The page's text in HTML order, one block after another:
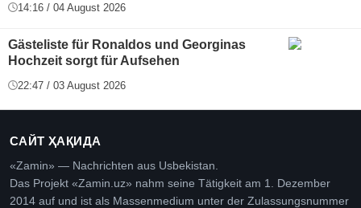
14:16 / 04 August 2026
Gästeliste für Ronaldos und Georginas
Hochzeit sorgt für Aufsehen
22:47 / 03 August 2026
САЙТ ҲАҚИДА
«Zamin» — Nachrichten aus Usbekistan.
Das Projekt «Zamin.uz» nahm seine Tätigkeit am 1. Dezember
2014 auf und ist als Massenmedium unter der Zulassungsnummer